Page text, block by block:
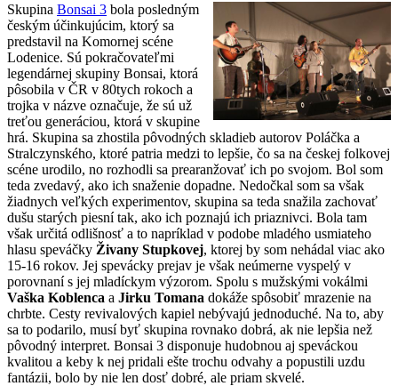
Skupina Bonsai 3 bola posledným
českým účinkujúcim, ktorý sa
predstavil na Komornej scéne
Lodenice. Sú pokračovateľmi
legendárnej skupiny Bonsai, ktorá
pôsobila v ČR v 80tych rokoch a
trojka v názve označuje, že sú už
treťou generáciou, ktorá v skupine
hrá. Skupina sa zhostila pôvodných skladieb autorov Poláčka a
Stralczynského, ktoré patria medzi to lepšie, čo sa na českej folkovej
scéne urodilo, no rozhodli sa prearanžovať ich po svojom. Bol som
teda zvedavý, ako ich snaženie dopadne. Nedočkal som sa však
žiadnych veľkých experimentov, skupina sa teda snažila zachovať
dušu starých piesní tak, ako ich poznajú ich priaznivci. Bola tam
však určitá odlišnosť a to napríklad v podobe mladého usmiateho
hlasu speváčky Živany Stupkovej, ktorej by som nehádal viac ako
15-16 rokov. Jej spevácky prejav je však neúmerne vyspelý v
porovnaní s jej mladíckym výzorom. Spolu s mužskými vokálmi
Vaška Koblenca a Jirku Tomana dokáže spôsobiť mrazenie na
chrbte. Cesty revivalových kapiel nebývajú jednoduché. Na to, aby
sa to podarilo, musí byť skupina rovnako dobrá, ak nie lepšia než
pôvodný interpret. Bonsai 3 disponuje hudobnou aj speváckou
kvalitou a keby k nej pridali ešte trochu odvahy a popustili uzdu
fantázii, bolo by nie len dosť dobré, ale priam skvelé.